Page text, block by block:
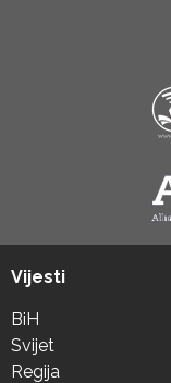
Vijesti
BiH
Svijet
Regija